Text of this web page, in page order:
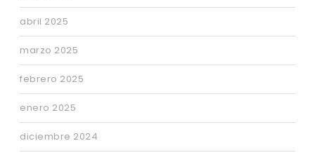
abril 2025
marzo 2025
febrero 2025
enero 2025
diciembre 2024